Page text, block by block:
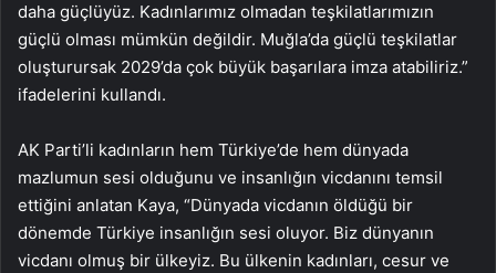
daha güçlüyüz. Kadınlarımız olmadan teşkilatlarımızın
güçlü olması mümkün değildir. Muğla’da güçlü teşkilatlar
oluşturursak 2029’da çok büyük başarılara imza atabiliriz.”
ifadelerini kullandı.
AK Parti’li kadınların hem Türkiye’de hem dünyada
mazlumun sesi olduğunu ve insanlığın vicdanını temsil
ettiğini anlatan Kaya, “Dünyada vicdanın öldüğü bir
dönemde Türkiye insanlığın sesi oluyor. Biz dünyanın
vicdanı olmuş bir ülkeyiz. Bu ülkenin kadınları, cesur ve